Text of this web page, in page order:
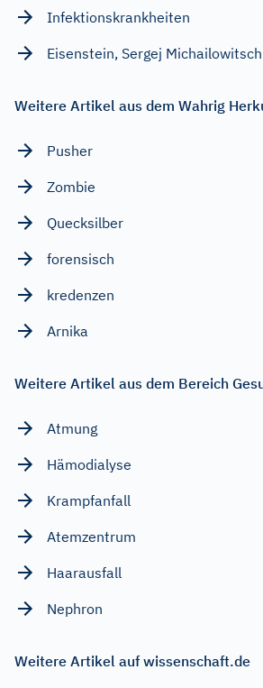
Infektionskrankheiten
Eisenstein, Sergej Michailowitsch
Weitere Artikel aus dem Wahrig
Pusher
Zombie
Quecksilber
forensisch
kredenzen
Arnika
Weitere Artikel aus dem Bereich
Atmung
Hämodialyse
Krampfanfall
Atemzentrum
Haarausfall
Nephron
Weitere Artikel auf wissenschaft.de